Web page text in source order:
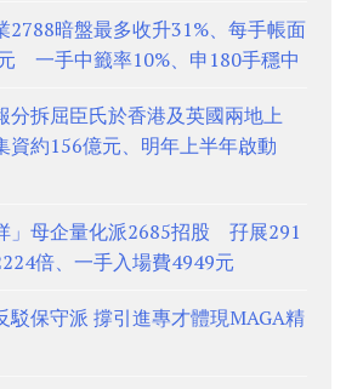
2788暗盤最多收升31%、每手帳面
一手中籤率10%、申180手穩中
分拆屈臣氏於香港及英國兩地上
約156億元、明年上半年啟動
」母企量化派2685招股 孖展291
倍、一手入場費4949元
駁保守派 撐引進專才體現MAGA精